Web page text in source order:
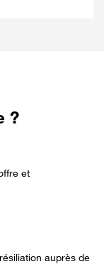
?
et
auprès de